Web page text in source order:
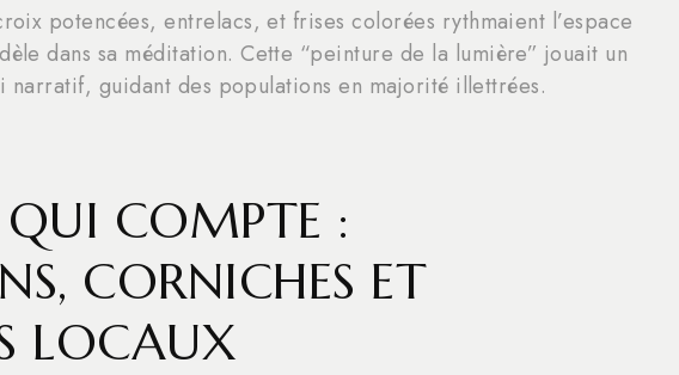
potencées, entrelacs, et frises colorées rythmaient l’espace
dans sa méditation. Cette “peinture de la lumière” jouait un
narratif, guidant des populations en majorité illettrées.
QUI COMPTE :
CORNICHES ET
LOCAUX